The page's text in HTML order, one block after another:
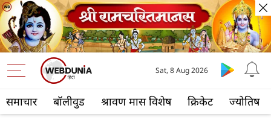
समाचार बॉलीवुड श्रावण मास विशेष क्रिकेट ज्योतिष
Sat, 8 Aug 2026